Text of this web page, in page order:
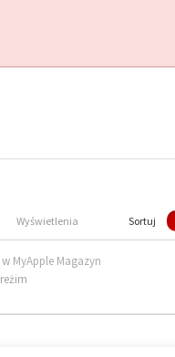
Wyświetlenia Sortuj
w MyApple Magazyn
reżim